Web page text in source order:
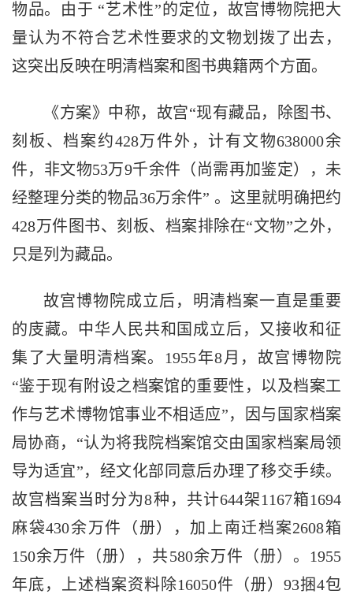
物品。由于 “艺术性”的定位，故宫博物院把大
量认为不符合艺术性要求的文物划拨了出去，
这突出反映在明清档案和图书典籍两个方面。
《方案》中称，故宫“现有藏品，除图书、
刻板、档案约428万件外，计有文物638000余
件，非文物53万9千余件（尚需再加鉴定），未
经整理分类的物品36万余件” 。这里就明确把约
428万件图书、刻板、档案排除在“文物”之外，
只是列为藏品。
故宫博物院成立后，明清档案一直是重要
的庋藏。中华人民共和国成立后，又接收和征
集了大量明清档案。1955年8月，故宫博物院
“鉴于现有附设之档案馆的重要性，以及档案工
作与艺术博物馆事业不相适应”，因与国家档案
局协商，“认为将我院档案馆交由国家档案局领
导为适宜”，经文化部同意后办理了移交手续。
故宫档案当时分为8种，共计644架1167箱1694
麻袋430余万件（册），加上南迁档案2608箱
150余万件（册），共580余万件（册）。1955
年底，上述档案资料除16050件（册）93捆4包